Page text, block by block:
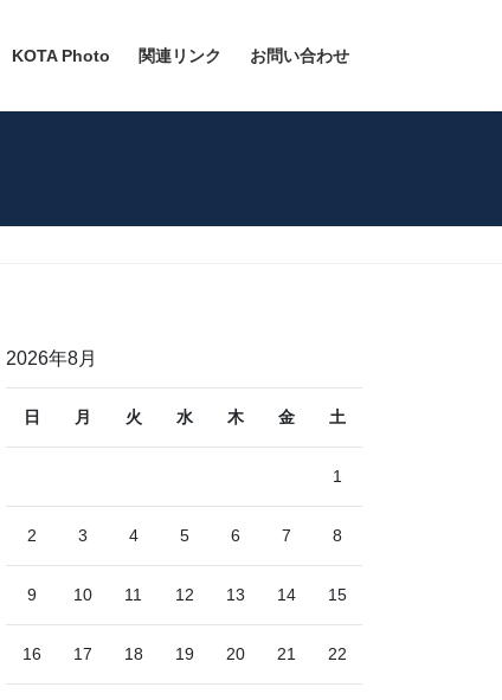
KOTA Photo 関連リンク お問い合わせ
2026年8月
日 月 火 水 木 金 土
1
2 3 4 5 6 7 8
9 10 11 12 13 14 15
16 17 18 19 20 21 22